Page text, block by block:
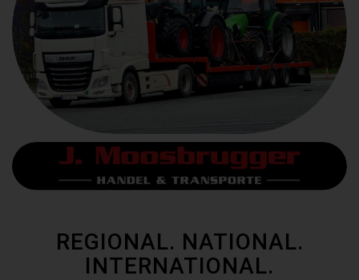
REGIONAL. NATIONAL.
INTERNATIONAL.